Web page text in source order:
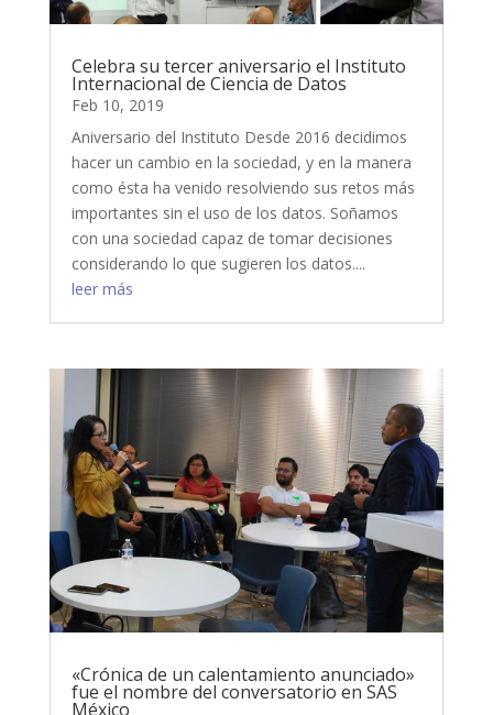
Celebra su tercer aniversario el Instituto
Internacional de Ciencia de Datos
Feb 10, 2019
Aniversario del Instituto Desde 2016 decidimos
hacer un cambio en la sociedad, y en la manera
como ésta ha venido resolviendo sus retos más
importantes sin el uso de los datos. Soñamos
con una sociedad capaz de tomar decisiones
considerando lo que sugieren los datos....
leer más
«Crónica de un calentamiento anunciado»
fue el nombre del conversatorio en SAS
México